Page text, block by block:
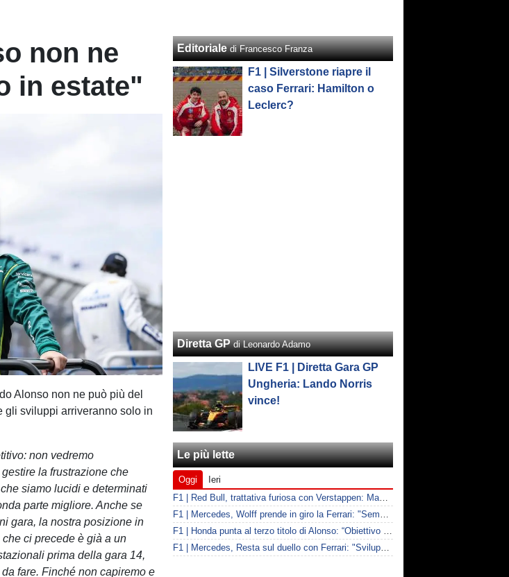
non ne
in estate"
Alonso non ne può più del
gli sviluppi arriveranno solo in
non vedremo
la frustrazione che
siamo lucidi e determinati
parte migliore. Anche se
gara, la nostra posizione in
ci precede è già a un
prima della gara 14,
fare. Finché non capiremo e
Editoriale di Francesco Franza
F1 | Silverstone riapre il
caso Ferrari: Hamilton o
Leclerc?
Diretta GP di Leonardo Adamo
LIVE F1 | Diretta Gara GP
Ungheria: Lando Norris
vince!
Le più lette
Oggi
Ieri
F1 | Red Bull, trattativa furiosa con Verstappen: Max chiede il doppio per rimuovere le clausole
F1 | Mercedes, Wolff prende in giro la Ferrari: "Sempre a lamentarsi della PU"
F1 | Honda punta al terzo titolo di Alonso: “Obiettivo Mondiale con lui”
F1 | Mercedes, Resta sul duello con Ferrari: "Sviluppi decisivi"